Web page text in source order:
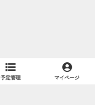
予定管理 マイページ